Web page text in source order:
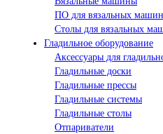
ПО для вязальных машин
Столы для вязальных
Гладильное оборудование
Аксессуары для
Гладильные доски
Гладильные прессы
Гладильные системы
Гладильные столы
Отпариватели